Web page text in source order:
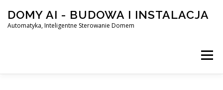
content
DOMY AI - BUDOWA I INSTALACJA
Automatyka, Inteligentne Sterowanie Domem
Menu